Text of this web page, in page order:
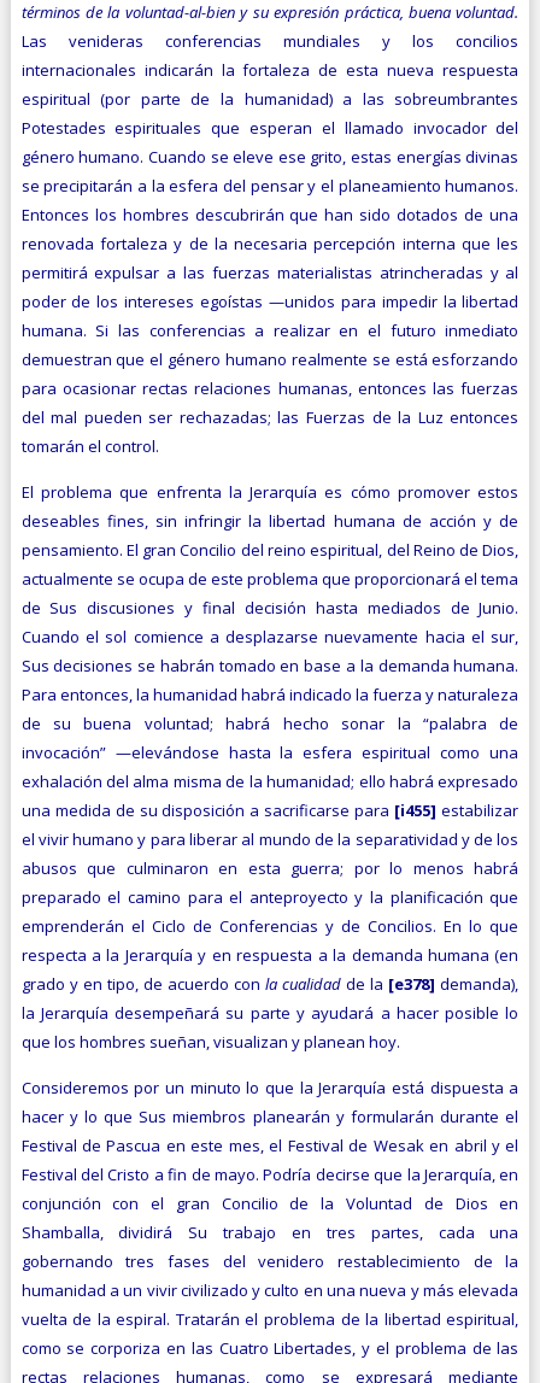
términos de la voluntad-al-bien y su expresión práctica, buena voluntad.
Las venideras conferencias mundiales y los concilios
internacionales indicarán la fortaleza de esta nueva respuesta
espiritual (por parte de la humanidad) a las sobreumbrantes
Potestades espirituales que esperan el llamado invocador del
género humano. Cuando se eleve ese grito, estas energías divinas
se precipitarán a la esfera del pensar y el planeamiento humanos.
Entonces los hombres descubrirán que han sido dotados de una
renovada fortaleza y de la necesaria percepción interna que les
permitirá expulsar a las fuerzas materialistas atrincheradas y al
poder de los intereses egoístas —unidos para impedir la libertad
humana. Si las conferencias a realizar en el futuro inmediato
demuestran que el género humano realmente se está esforzando
para ocasionar rectas relaciones humanas, entonces las fuerzas
del mal pueden ser rechazadas; las Fuerzas de la Luz entonces
tomarán el control.
El problema que enfrenta la Jerarquía es cómo promover estos
deseables fines, sin infringir la libertad humana de acción y de
pensamiento. El gran Concilio del reino espiritual, del Reino de Dios,
actualmente se ocupa de este problema que proporcionará el tema
de Sus discusiones y final decisión hasta mediados de Junio.
Cuando el sol comience a desplazarse nuevamente hacia el sur,
Sus decisiones se habrán tomado en base a la demanda humana.
Para entonces, la humanidad habrá indicado la fuerza y naturaleza
de su buena voluntad; habrá hecho sonar la “palabra de
invocación” —elevándose hasta la esfera espiritual como una
exhalación del alma misma de la humanidad; ello habrá expresado
una medida de su disposición a sacrificarse para [i455]estabilizar
el vivir humano y para liberar al mundo de la separa­tividad y de los
abusos que culminaron en esta guerra; por lo menos habrá
preparado el camino para el anteproyecto y la planificación que
emprenderán el Ciclo de Conferencias y de Concilios. En lo que
respecta a la Jerarquía y en respuesta a la demanda humana (en
grado y en tipo, de acuerdo conla cualidad de la [e378]demanda),
la Jerarquía desempeñará su parte y ayudará a hacer posible lo
que los hombres sueñan, visualizan y planean hoy.
Consideremos por un minuto lo que la Jerarquía está dispuesta a
hacer y lo que Sus miembros planearán y formularán durante el
Festival de Pascua en este mes, el Festival de Wesak en abril y el
Festival del Cristo a fin de mayo. Podría decirse que la Jerarquía, en
conjunción con el gran Concilio de la Voluntad de Dios en
Shamballa, dividirá Su trabajo en tres partes, cada una
gobernando tres fases del venidero restablecimiento de la
humanidad a un vivir civilizado y culto en una nueva y más elevada
vuelta de la espiral. Tratarán el problema de la libertad espiritual,
como se corporiza en las Cuatro Libertades, y el problema de las
rectas relaciones humanas, como se expresará mediante